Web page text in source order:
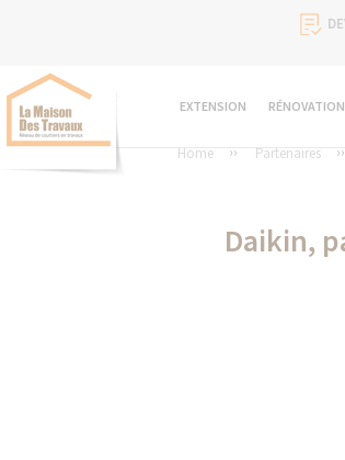
EXTENSION
Home Partenaires
Daikin,